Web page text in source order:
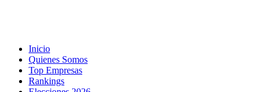
Inicio
Quienes Somos
Top Empresas
Rankings